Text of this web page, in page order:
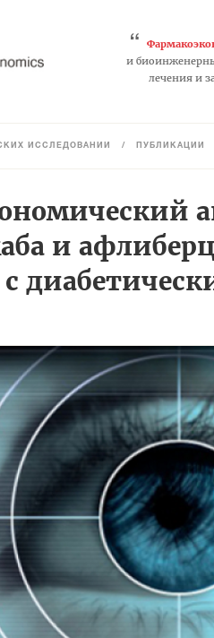
“
и
лечения и
ИССЛЕДОВАНИЙ / ПУБЛИКАЦИИ
и